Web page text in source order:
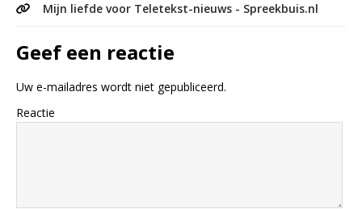
Mijn liefde voor Teletekst-nieuws - Spreekbuis.nl
Geef een reactie
Uw e-mailadres wordt niet gepubliceerd.
Reactie